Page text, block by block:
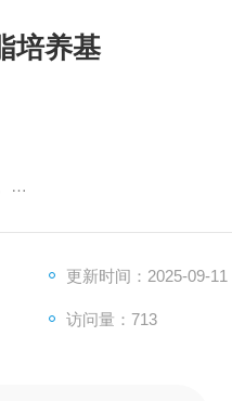
培养基
更新时间：2025-09-11
访问量：713